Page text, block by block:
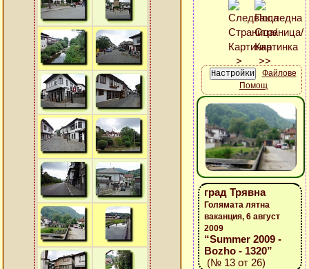
Файлове
Помощ
град Трявна
Голямата лятна
ваканция, 6 август
2009
“Summer 2009 -
Bozho - 1320”
(№ 13 от 26)